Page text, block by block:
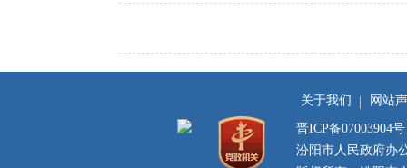
关于我们 网站
晋ICP备07003904号
汾阳市人民政府办